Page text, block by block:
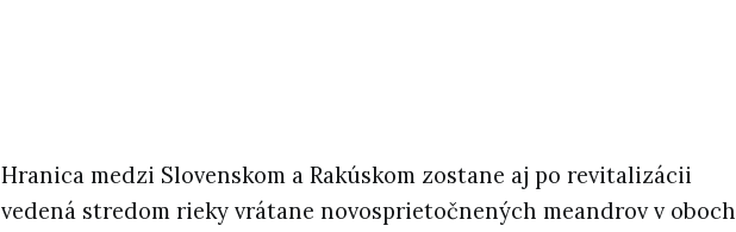
Hranica medzi Slovenskom a Rakúskom zostane aj po revitalizácii
vedená stredom rieky vrátane novosprietočnených meandrov v oboch